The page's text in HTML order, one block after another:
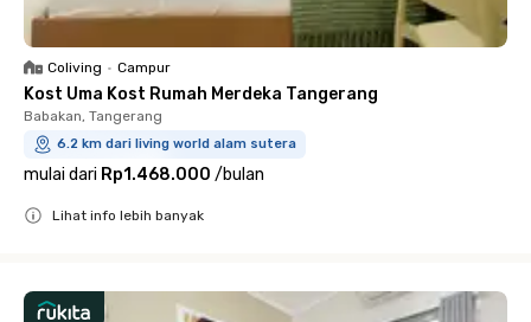
Coliving • Campur
Kost Uma Kost Rumah Merdeka Tangerang
Babakan, Tangerang
6.2 km dari living world alam sutera
mulai dari Rp1.468.000 /bulan
Lihat info lebih banyak